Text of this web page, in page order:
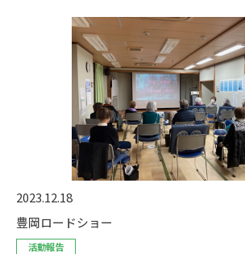
2023.12.18
豊岡ロードショー
活動報告